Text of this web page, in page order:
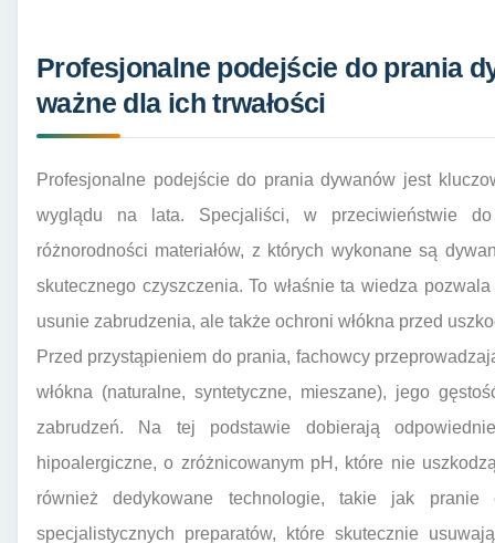
Profesjonalne podejście do prania
ważne dla ich trwałości
Profesjonalne podejście do prania dywanów jest
wyglądu na lata. Specjaliści, w przeciwieństwie
różnorodności materiałów, z których wykonane są
skutecznego czyszczenia. To właśnie ta wiedza
usunie zabrudzenia, ale także ochroni włókna przed
Przed przystąpieniem do prania, fachowcy
włókna (naturalne, syntetyczne, mieszane), jego
zabrudzeń. Na tej podstawie dobierają
hipoalergiczne, o zróżnicowanym pH, które nie
również dedykowane technologie, takie jak
specjalistycznych preparatów, które skutecznie